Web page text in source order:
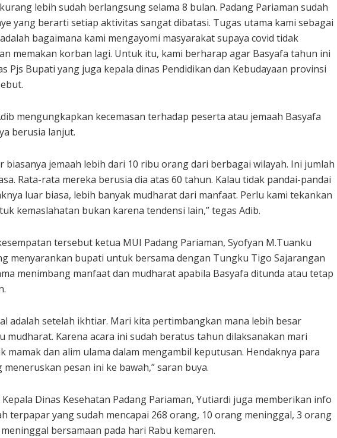
lebih sudah berlangsung selama 8 bulan. Padang Pariaman sudah
yang berarti setiap aktivitas sangat dibatasi. Tugas utama kami sebagai
bagaimana kami mengayomi masyarakat supaya covid tidak
memakan korban lagi. Untuk itu, kami berharap agar Basyafa tahun ini
Pjs Bupati yang juga kepala dinas Pendidikan dan Kebudayaan provinsi
mengungkapkan kecemasan terhadap peserta atau jemaah Basyafa
berusia lanjut.
biasanya jemaah lebih dari 10 ribu orang dari berbagai wilayah. Ini jumlah
Rata-rata mereka berusia dia atas 60 tahun. Kalau tidak pandai-pandai
luar biasa, lebih banyak mudharat dari manfaat. Perlu kami tekankan
kemaslahatan bukan karena tendensi lain,” tegas Adib.
tersebut ketua MUI Padang Pariaman, Syofyan M.Tuanku
menyarankan bupati untuk bersama dengan Tungku Tigo Sajarangan
menimbang manfaat dan mudharat apabila Basyafa ditunda atau tetap
adalah setelah ikhtiar. Mari kita pertimbangkan mana lebih besar
mudharat. Karena acara ini sudah beratus tahun dilaksanakan mari
mamak dan alim ulama dalam mengambil keputusan. Hendaknya para
meneruskan pesan ini ke bawah,” saran buya.
Dinas Kesehatan Padang Pariaman, Yutiardi juga memberikan info
terpapar yang sudah mencapai 268 orang, 10 orang meninggal, 3 orang
bersamaan pada hari Rabu kemaren.